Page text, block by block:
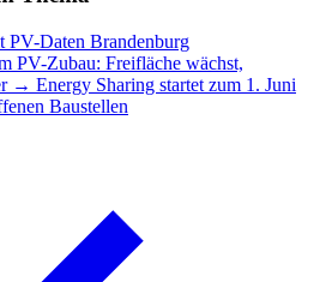
PV-Daten Brandenburg
PV-Zubau: Freifläche wächst,
→ Energy Sharing startet zum 1. Juni
Baustellen